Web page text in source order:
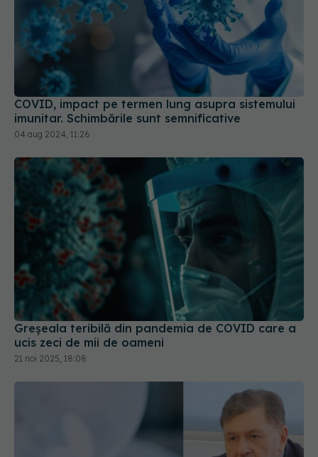
COVID, impact pe termen lung asupra sistemului
imunitar. Schimbările sunt semnificative
04 aug 2024, 11:26
Greșeala teribilă din pandemia de COVID care a
ucis zeci de mii de oameni
21 noi 2025, 18:08